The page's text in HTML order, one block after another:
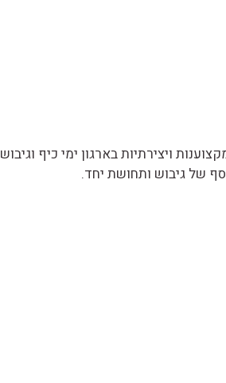
ויצירתיות בארגון ימי כיף וגיבוש
של גיבוש ותחושת יחד.